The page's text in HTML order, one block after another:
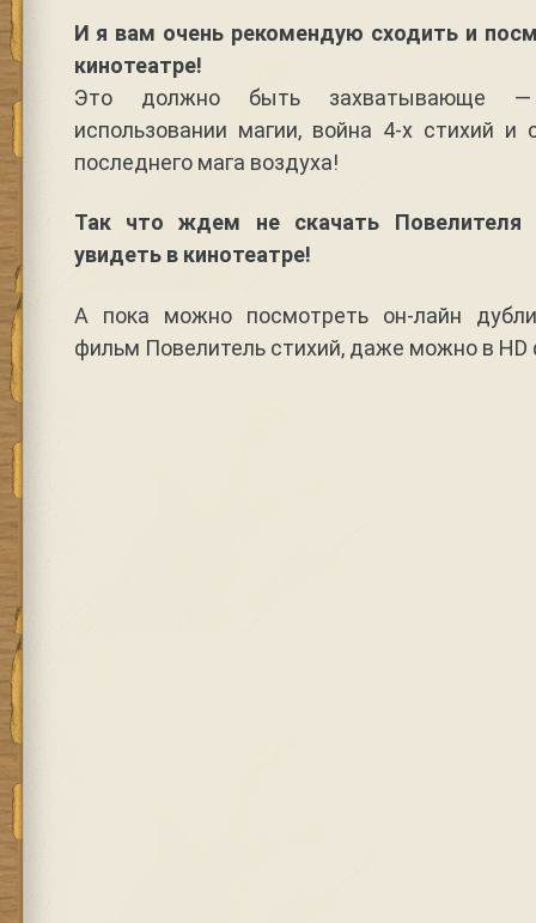
И я вам очень рекомендую сходить и
кинотеатре!
Это должно быть захватывающе —
использовании магии, война 4-х стихий
последнего мага воздуха!
Так что ждем не скачать
увидеть в кинотеатре!
А пока можно посмотреть он-лайн
фильм Повелитель стихий, даже можно в HD